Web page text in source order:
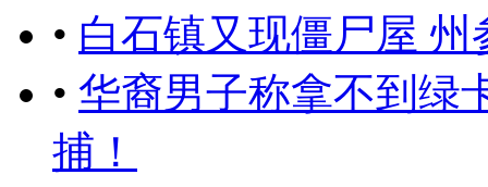
• 白石镇又现僵尸屋 州
• 华裔男子称拿不到绿
捕！